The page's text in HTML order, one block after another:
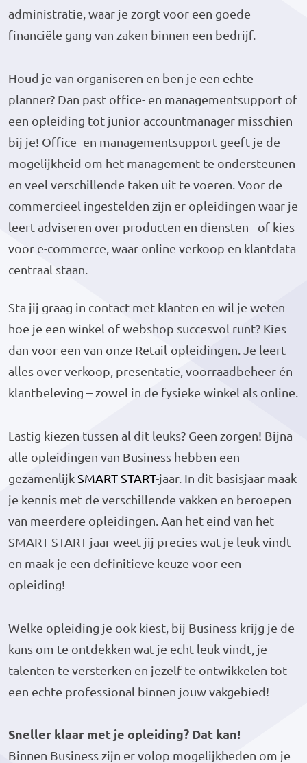
administratie, waar je zorgt voor een goede
financiële gang van zaken binnen een bedrijf.
Houd je van organiseren en ben je een echte
planner? Dan past office- en managementsupport of
een opleiding tot junior accountmanager misschien
bij je! Office- en managementsupport geeft je de
mogelijkheid om het management te ondersteunen
en veel verschillende taken uit te voeren. Voor de
commercieel ingestelden zijn er opleidingen waar je
leert adviseren over producten en diensten - of kies
voor e-commerce, waar online verkoop en klantdata
centraal staan.
Sta jij graag in contact met klanten en wil je weten
hoe je een winkel of webshop succesvol runt? Kies
dan voor een van onze Retail-opleidingen. Je leert
alles over verkoop, presentatie, voorraadbeheer én
klantbeleving – zowel in de fysieke winkel als online.
Lastig kiezen tussen al dit leuks? Geen zorgen! Bijna
alle opleidingen van Business hebben een
gezamenlijk SMART START-jaar. In dit basisjaar maak
je kennis met de verschillende vakken en beroepen
van meerdere opleidingen. Aan het eind van het
SMART START-jaar weet jij precies wat je leuk vindt
en maak je een definitieve keuze voor een
opleiding!
Welke opleiding je ook kiest, bij Business krijg je de
kans om te ontdekken wat je echt leuk vindt, je
talenten te versterken en jezelf te ontwikkelen tot
een echte professional binnen jouw vakgebied!
Sneller klaar met je opleiding? Dat kan!
Binnen Business zijn er volop mogelijkheden om je